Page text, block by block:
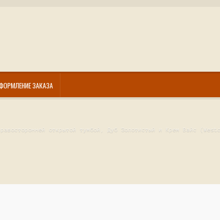
ЗАКАЗА
открытой тумбой, Дуб Золотистый и Крем Вайс